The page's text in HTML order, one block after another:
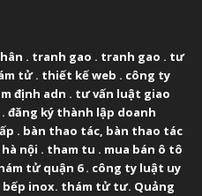
. tranh gao . tranh gao . tư
tử. thiết kế web . công ty
định adn . tư vấn luật giao
đăng ký thành lập doanh
. bàn thao tác, bàn thao tác
nội . tham tu . mua bán ô tô
tử quận 6. công ty luật uy
inox. thám tử tư. Quảng